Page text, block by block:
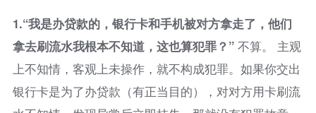
1.“我是办贷款的，银行卡和手机被对方拿走了，他们
拿去刷流水我根本不知道，这也算犯罪？”不算。 主观
上不知情，客观上未操作，就不构成犯罪。如果你交出
银行卡是为了办贷款（有正当目的），对对方用卡刷流